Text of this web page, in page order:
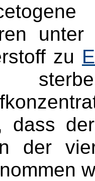
zu
dass
der